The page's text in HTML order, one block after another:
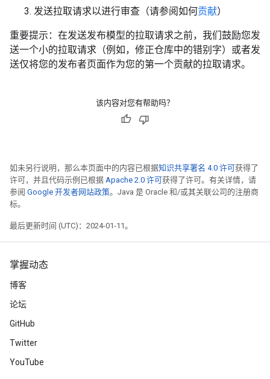
发送拉取请求以进行审查（请参阅如何贡献）
重要提示：在发送发布模型的拉取请求之前，我们鼓励您发
送一个小的拉取请求（例如，修正仓库中的错别字）或者发
送仅将您的发布者页面作为您的第一个贡献的拉取请求。
该内容对您有帮助吗？
如未另行说明，那么本页面中的内容已根据知识共享署名 4.0 许可获得了
许可，并且代码示例已根据 Apache 2.0 许可获得了许可。有关详情，请
参阅 Google 开发者网站政策。Java 是 Oracle 和/或其关联公司的注册商
标。
最后更新时间 (UTC)：2024-01-11。
掌握动态
博客
论坛
GitHub
Twitter
YouTube